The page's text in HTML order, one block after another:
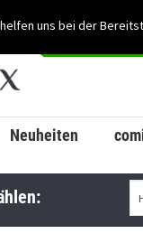
uns bei der
Neuheiten